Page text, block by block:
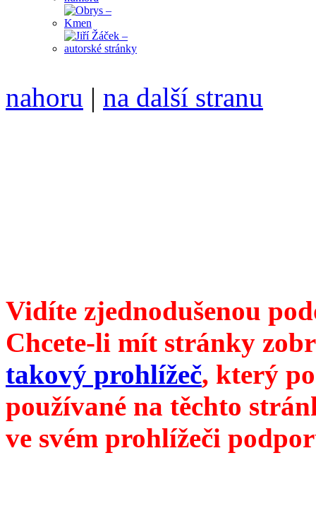
nahoru | na další stranu
Vidíte zjednodušenou
Chcete-li mít stránky
takový prohlížeč, který
používané na těchto
ve svém prohlížeči